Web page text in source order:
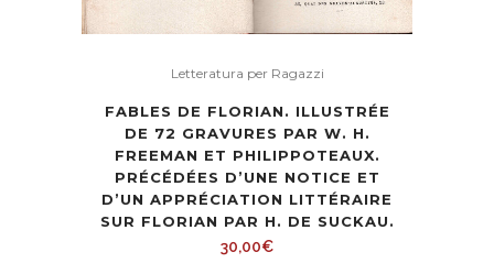
Letteratura per Ragazzi
FABLES DE FLORIAN. ILLUSTRÉE
DE 72 GRAVURES PAR W. H.
FREEMAN ET PHILIPPOTEAUX.
PRÉCÉDÉES D’UNE NOTICE ET
D’UN APPRÉCIATION LITTÉRAIRE
SUR FLORIAN PAR H. DE SUCKAU.
30,00€